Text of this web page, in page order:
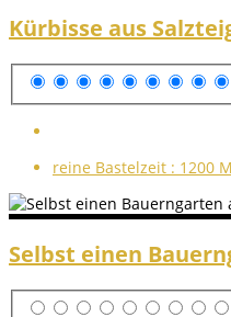
Kürbisse aus
reine Bastelzeit : 1200
Selbst einen